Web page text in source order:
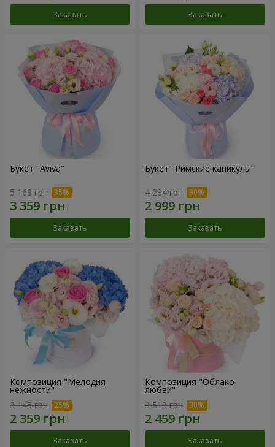
Заказать Заказать
Букет "Aviva"
5 168 грн
Заказать
Букет "Римские каникулы"
4 284 грн
Заказать
Композиция "Мелодия
нежности"
3 145 грн
Заказать
Композиция "Облако
любви"
3 513 грн
Заказать